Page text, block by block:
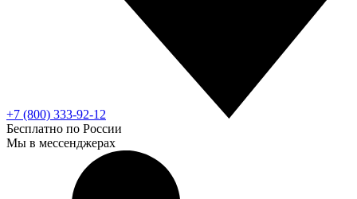
+7 (800) 333-92-12
Бесплатно по России
Мы в мессенджерах